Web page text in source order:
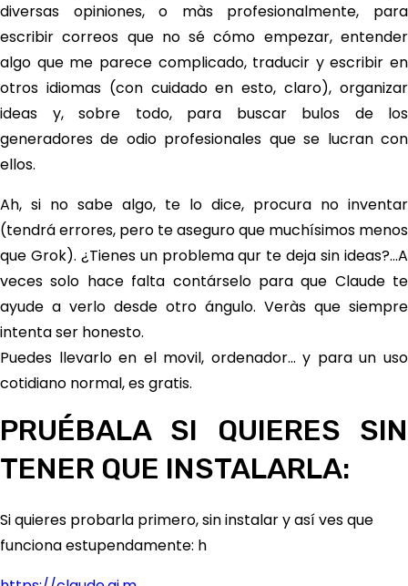
diversas opiniones, o màs profesionalmente, para
escribir correos que no sé cómo empezar, entender
algo que me parece complicado, traducir y escribir en
otros idiomas (con cuidado en esto, claro), organizar
ideas y, sobre todo, para buscar bulos de los
generadores de odio profesionales que se lucran con
ellos.
Ah, si no sabe algo, te lo dice, procura no inventar
(tendrá errores, pero te aseguro que muchísimos menos
que Grok). ¿Tienes un problema qur te deja sin ideas?…A
veces solo hace falta contárselo para que Claude te
ayude a verlo desde otro ángulo. Veràs que siempre
intenta ser honesto.
Puedes llevarlo en el movil, ordenador… y para un uso
cotidiano normal, es gratis.
PRUÉBALA SI QUIERES SIN
TENER QUE INSTALARLA:
Si quieres probarla primero, sin instalar y así ves que
funciona estupendamente: h